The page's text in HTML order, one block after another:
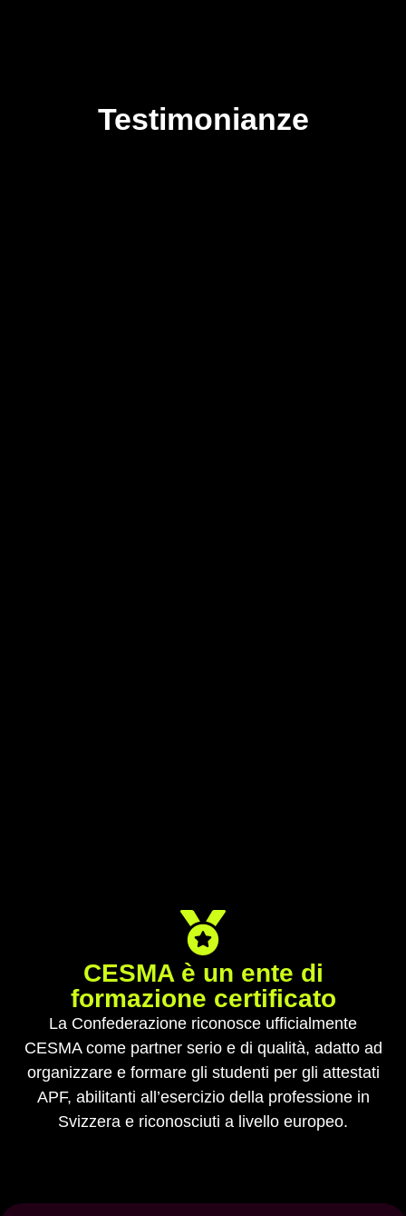
Testimonianze
CESMA è un ente di
formazione certificato
La Confederazione riconosce ufficialmente
CESMA come partner serio e di qualità, adatto ad
organizzare e formare gli studenti per gli attestati
APF, abilitanti all’esercizio della professione in
Svizzera e riconosciuti a livello europeo.